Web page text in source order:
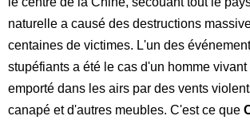
naturelle a causé des destructions
centaines de victimes. L'un des
stupéfiants a été le cas d'un homme vivant
emporté dans les airs par des vents
canapé et d'autres meubles. C'est ce que